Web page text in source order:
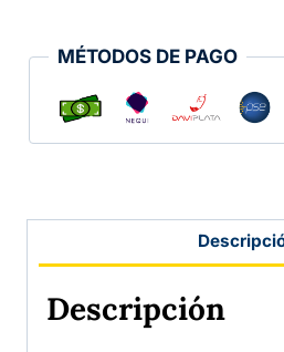
MÉTODOS DE PAGO
Descripción